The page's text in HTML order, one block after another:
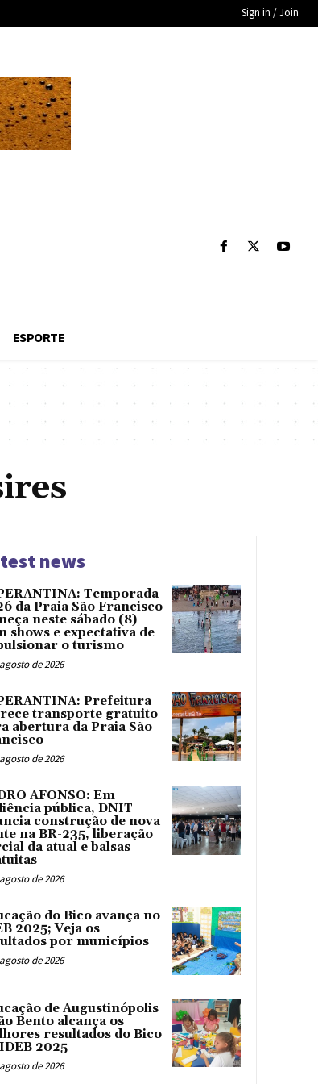
Sign in / Join
ESPORTE
news
Temporada
da Praia São Francisco
neste sábado (8)
shows e expectativa de
o turismo
de 2026
Prefeitura
transporte gratuito
abertura da Praia São
de 2026
AFONSO: Em
pública, DNIT
construção de nova
na BR-235, liberação
da atual e balsas
de 2026
do Bico avança no
2025; Veja os
por municípios
de 2026
de Augustinópolis
Bento alcança os
resultados do Bico
2025
de 2026